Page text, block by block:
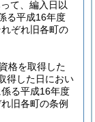
て、編入日以
る平成16年度
ぞれ旧各町の
格を取得した
得した日におい
る平成16年度
旧各町の条例